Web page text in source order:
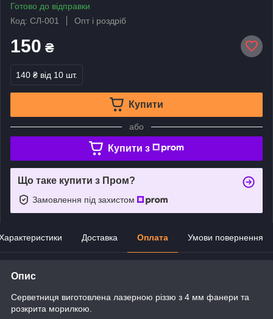
Готово до відправки
Код: СЛ-001
Опт і роздріб
150 ₴
140 ₴ від 10 шт.
Купити
або
Купити з
Що таке купити з Пром?
Замовлення під захистом
Доставка Оплата Умови повернення
Опис
Серветниця виготовлена лазерною різзю з 4 мм фанери та
розкрита морилкою.